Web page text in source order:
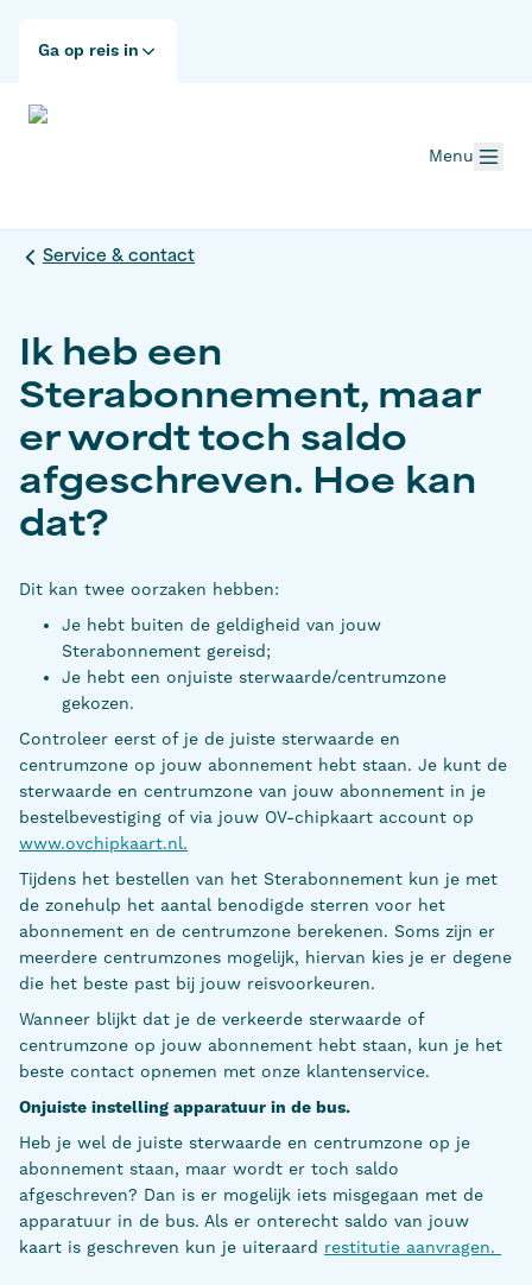
Ga op reis in
Menu
Service & contact
Ik heb een
Sterabonnement, maar
er wordt toch saldo
afgeschreven. Hoe kan
dat?
Dit kan twee oorzaken hebben:
Je hebt buiten de geldigheid van jouw
Sterabonnement gereisd;
Je hebt een onjuiste sterwaarde/centrumzone
gekozen.
Controleer eerst of je de juiste sterwaarde en
centrumzone op jouw abonnement hebt staan. Je kunt de
sterwaarde en centrumzone van jouw abonnement in je
bestelbevestiging of via jouw OV-chipkaart account op
www.ovchipkaart.nl.
Tijdens het bestellen van het Sterabonnement kun je met
de zonehulp het aantal benodigde sterren voor het
abonnement en de centrumzone berekenen. Soms zijn er
meerdere centrumzones mogelijk, hiervan kies je er degene
die het beste past bij jouw reisvoorkeuren.
Wanneer blijkt dat je de verkeerde sterwaarde of
centrumzone op jouw abonnement hebt staan, kun je het
beste contact opnemen met onze klantenservice.
Onjuiste instelling apparatuur in de bus.
Heb je wel de juiste sterwaarde en centrumzone op je
abonnement staan, maar wordt er toch saldo
afgeschreven? Dan is er mogelijk iets misgegaan met de
apparatuur in de bus. Als er onterecht saldo van jouw
kaart is geschreven kun je uiteraard restitutie aanvragen.